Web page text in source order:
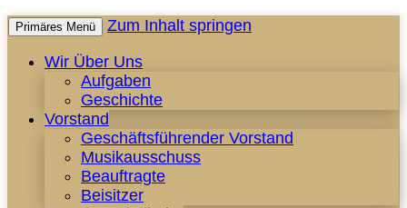
Primäres Menü
Zum Inhalt springen
Wir Über Uns
Aufgaben
Geschichte
Vorstand
Geschäftsführender Vorstand
Musikausschuss
Beauftragte
Beisitzer